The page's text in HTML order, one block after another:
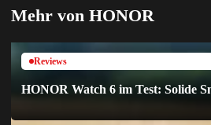
Mehr von HONOR
Reviews
HONOR Watch 6 im Test: Solide